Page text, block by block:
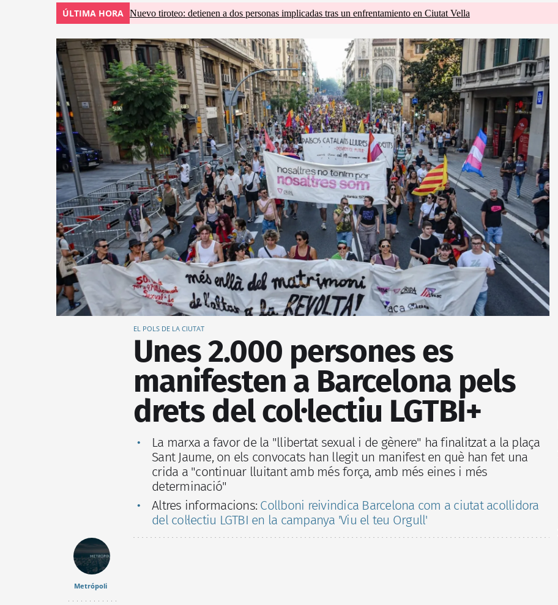
ÚLTIMA HORA Nuevo tiroteo: detienen a dos personas implicadas tras un enfrentamiento en Ciutat Vella
EL POLS DE LA CIUTAT
Unes 2.000 persones es
manifesten a Barcelona pels
drets del col·lectiu LGTBI+
La marxa a favor de la "llibertat sexual i de gènere" ha finalitzat a la plaça
Sant Jaume, on els convocats han llegit un manifest en què han fet una
crida a "continuar lluitant amb més força, amb més eines i més
determinació"
Altres informacions: Collboni reivindica Barcelona com a ciutat acollidora
del col·lectiu LGTBI en la campanya 'Viu el teu Orgull'
Metrópoli